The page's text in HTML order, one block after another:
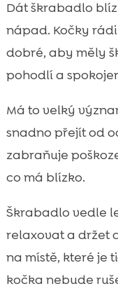
Dát škrabadlo
nápad. Kočky
dobré, aby měly
pohodlí a
Má to velký
snadno přejít od
zabraňuje
co má blízko.
Škrabadlo vedle
relaxovat a držet
na místě, které je
kočka nebude